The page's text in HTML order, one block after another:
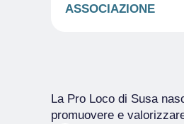
ASSOCIAZIONE
La Pro Loco di Susa
promuovere e